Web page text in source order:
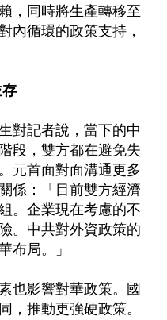
，同時將生產轉移至
內循環的政策支持，
對記者說，當下的中
段，雙方都在避免失
元首面對面溝通更多
係：「目前雙方經濟
。企業現在考慮的不
。中共對外資政策的
布局。」
也影響對華政策。國
，推動更強硬政策。